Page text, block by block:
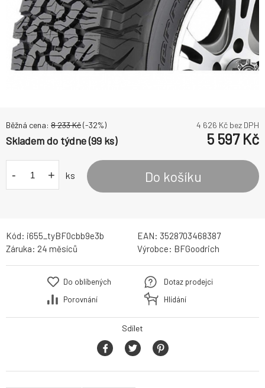
Běžná cena: 8 233Kč(-32%) 4 626 Kč bez DPH
Skladem do týdne (99 ks) 5 597Kč
- + ks Do košíku
Kód: i655_tyBF0cbb9e3b EAN: 3528703468387
Záruka: 24 měsíců Výrobce: BFGoodrich
Do oblíbených
Porovnání
Dotaz prodejci
Hlídání
Sdílet